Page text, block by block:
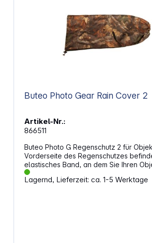
Buteo Photo Gear Rain Cover 2
Artikel-Nr.:
866511
Buteo Photo G Regenschutz 2 für
Vorderseite des Regenschutzes
elastisches Band, an dem Sie Ihren
befestigen können.Die andere Seite ist
Kordelzug und einem Kordelstopper
Lagernd, Lieferzeit: ca. 1-5 Werktage